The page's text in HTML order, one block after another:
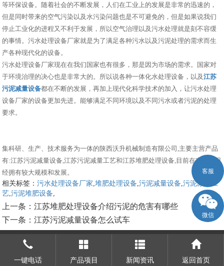
等环保设备。随着社会的不断发展，人们在工业上的发展是非常的迅速的，
但是同时带来的空气污染以及水污染问题也是不可避免的，但是如果说我们
停止工业化的进程又不利于发展，所以空气治理以及污水处理就是刻不容缓
的事情。污水处理设备厂家就是为了满足各种污水以及污泥处理的需求而生
产各种现代化的设备。
污水处理设备厂家现在在我们国家也有很多，那是因为市场的需求。国家对
于环境治理的决心也是非常大的。所以说各种一体化水处理设备，以及江苏
污泥减量设备都在不断的发展，再加上现代化科学技术的加入，让污水处理
设备厂家的设备更加先进。能够满足不同环境以及不同污水或者污泥的处理
要求。
集科研、生产、技术服务为一体的陕西沃升机械制造有限公司,主要主营产品
有:江苏污泥减量设备,江苏污泥减量工艺和江苏堆肥处理设备,目前在市场上已
经拥有较大规模和发展。
相关标签：污水处理设备厂家 ,堆肥处理设备 ,污泥减量设备 ,污泥减量工
艺 ,污泥堆肥设备
上一条：江苏堆肥处理设备介绍污泥的危害有哪些
下一条：江苏污泥减量设备怎么试车
一键电话 产品项目 新闻资讯 返回首页
客服
微信